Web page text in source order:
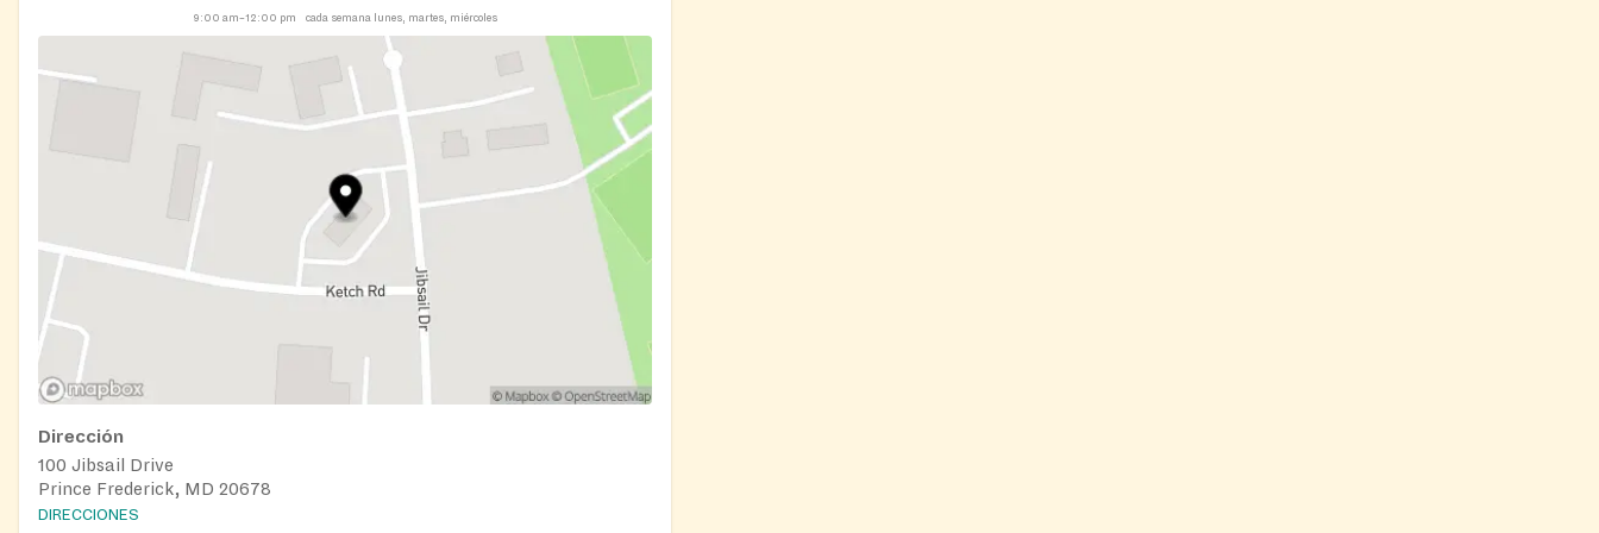
9:00 am–12:00 pm cada semana lunes, martes, miércoles
Dirección
100 Jibsail Drive
Prince Frederick, MD 20678
DIRECCIONES